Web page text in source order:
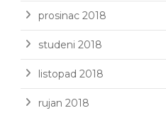
prosinac 2018
studeni 2018
listopad 2018
rujan 2018